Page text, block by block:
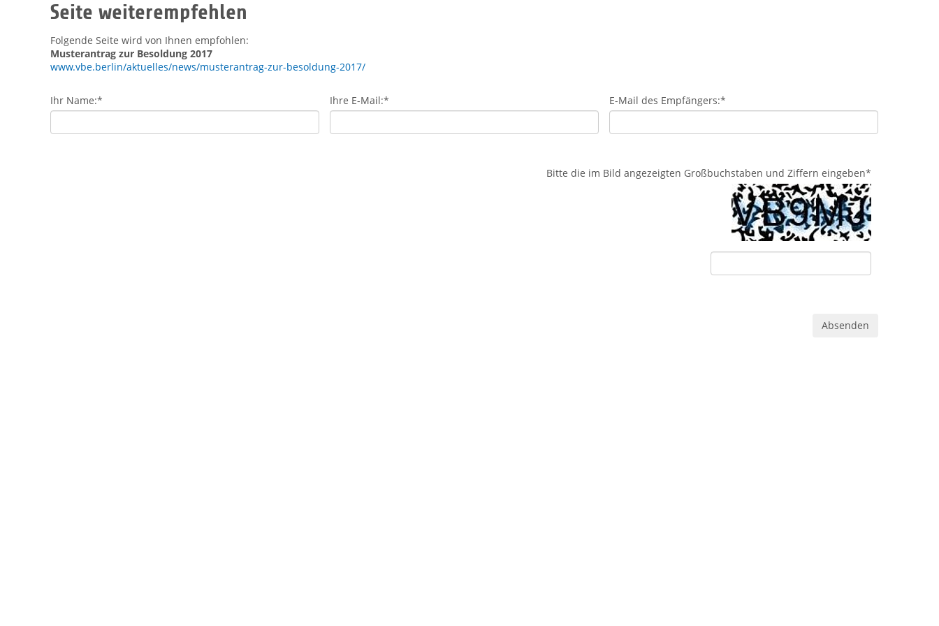
Seite weiterempfehlen
Folgende Seite wird von Ihnen empfohlen:
Musterantrag zur Besoldung 2017
www.vbe.berlin/aktuelles/news/musterantrag-zur-besoldung-2017/
Ihr Name:* Ihre E-Mail:* E-Mail des Empfängers:*
Bitte die im Bild angezeigten Großbuchstaben und Ziffern eingeben*
Absenden